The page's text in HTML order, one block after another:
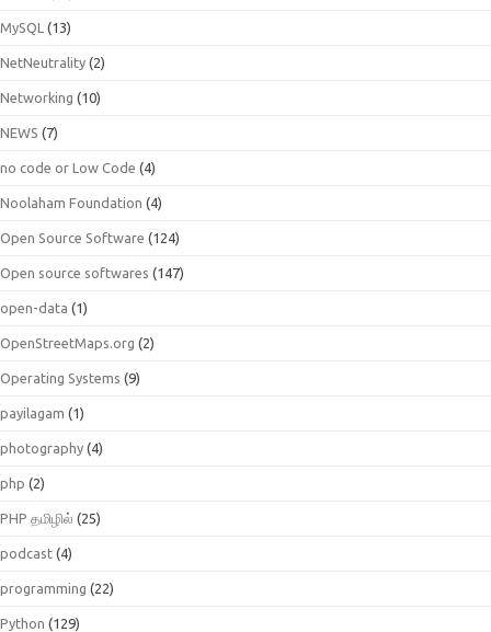
MySQL (13)
NetNeutrality (2)
Networking (10)
NEWS (7)
no code or Low Code (4)
Noolaham Foundation (4)
Open Source Software (124)
Open source softwares (147)
open-data (1)
OpenStreetMaps.org (2)
Operating Systems (9)
payilagam (1)
photography (4)
php (2)
PHP தமிழில் (25)
podcast (4)
programming (22)
Python (129)